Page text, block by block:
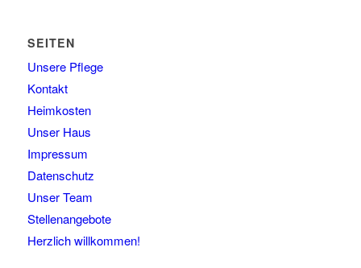
SEITEN
Unsere Pflege
Kontakt
Heimkosten
Unser Haus
Impressum
Datenschutz
Unser Team
Stellenangebote
Herzlich willkommen!